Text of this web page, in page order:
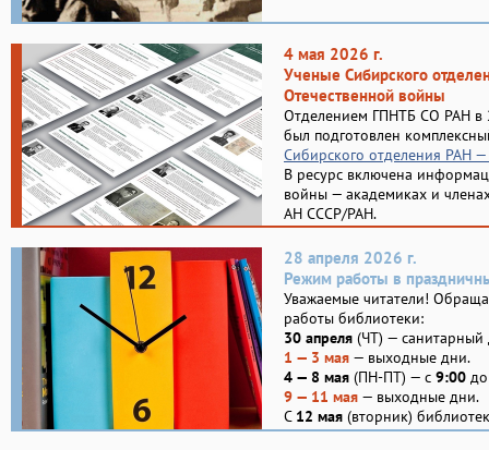
4 мая 2026 г.
Ученые Сибирского
Отечественной войны
Отделением ГПНТБ СО РАН в
был подготовлен
Сибирского отделения РАН
В ресурс включена
войны — академиках и
АН СССР/РАН.
28 апреля 2026 г.
Режим работы в
Уважаемые читатели!
работы библиотеки:
30 апреля (ЧТ) — санитарный
1 — 3 мая — выходные дни.
4 — 8 мая (ПН-ПТ) — с 9:00
9 — 11 мая — выходные дни.
С 12 мая (вторник)